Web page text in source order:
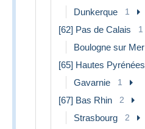
Dunkerque 1
[62] Pas de Calais 1
Boulogne sur Mer
[65] Hautes Pyrénées
Gavarnie 1
[67] Bas Rhin 2
Strasbourg 2